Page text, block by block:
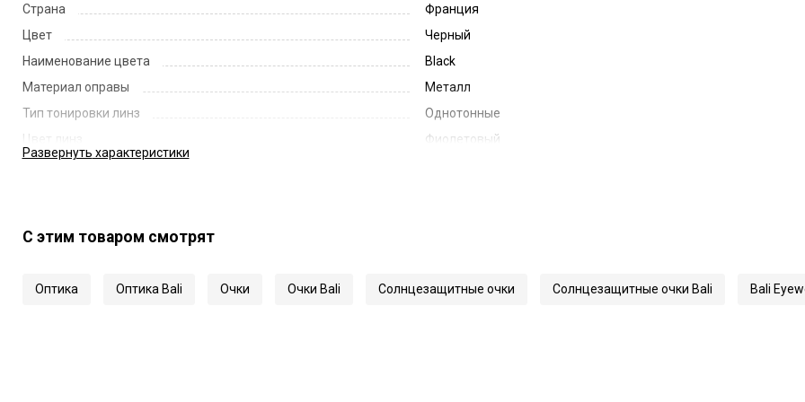
Страна
Франция
Цвет
Черный
Наименование цвета
Black
Материал оправы
Металл
Тип тонировки линз
Однотонные
Цвет линз
Фиолетовый
Длина заушника
Артикул
S88304
Развернуть характеристики
С этим товаром смотрят
Оптика Оптика Bali Очки Очки Bali Солнцезащитные очки Солнцезащитные очки Bali Bali